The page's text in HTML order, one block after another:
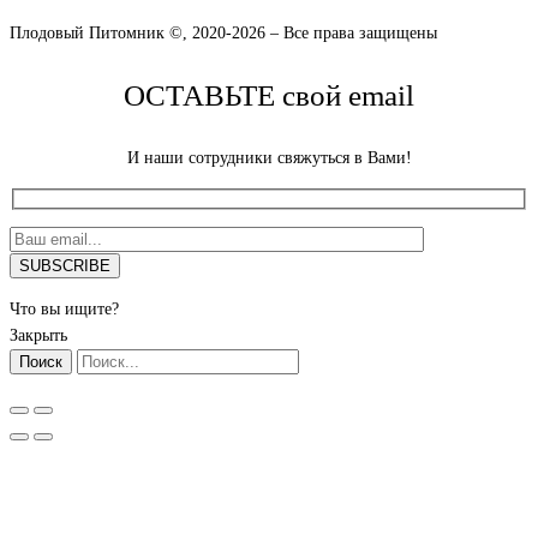
Плодовый Питомник ©, 2020-2026 – Все права защищены
ОСТАВЬТЕ свой email
И наши сотрудники свяжуться в Вами!
Что вы ищите?
Закрыть
Поиск